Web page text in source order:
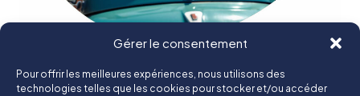
Gérer le consentement
Pour offrir les meilleures expériences, nous utilisons des
technologies telles que les cookies pour stocker et/ou accéder